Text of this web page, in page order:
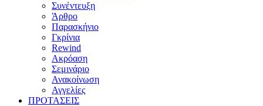
Συνέντευξη
Άρθρο
Παρασκήνιο
Γκρίνια
Rewind
Ακρόαση
Σεμινάριο
Ανακοίνωση
Αγγελίες
ΠΡΟΤΑΣΕΙΣ